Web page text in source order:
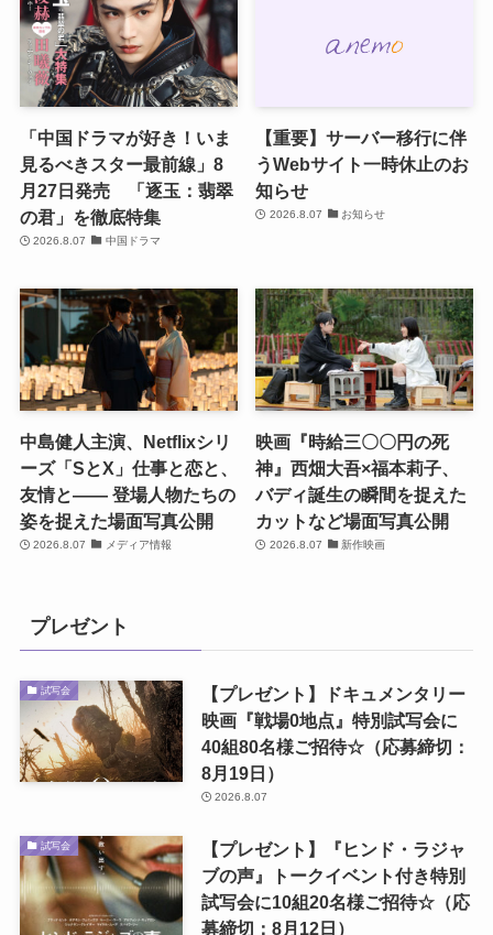
「中国ドラマが好き！いま
見るべきスター最前線」8
月27日発売 「逐玉：翡翠
の君」を徹底特集
2026.8.07 中国ドラマ
【重要】サーバー移行に伴
うWebサイト一時休止のお
知らせ
2026.8.07 お知らせ
中島健人主演、Netflixシリ
ーズ「SとX」仕事と恋と、
友情と―― 登場人物たちの
姿を捉えた場面写真公開
2026.8.07 メディア情報
映画『時給三〇〇円の死
神』西畑大吾×福本莉子、
バディ誕生の瞬間を捉えた
カットなど場面写真公開
2026.8.07 新作映画
プレゼント
試写会
【プレゼント】ドキュメンタリー
映画『戦場0地点』特別試写会に
40組80名様ご招待☆（応募締切：
8月19日）
2026.8.07
試写会
【プレゼント】『ヒンド・ラジャ
ブの声』トークイベント付き特別
試写会に10組20名様ご招待☆（応
募締切：8月12日）